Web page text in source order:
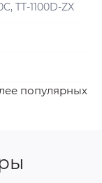
TT-1100D-ZX
популярных